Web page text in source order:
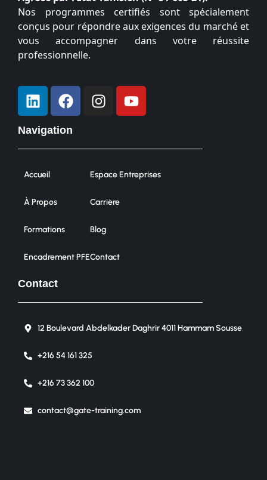
Nos programmes certifiés sont spécialement
conçus pour répondre aux exigences du marché et
vous accompagner dans votre réussite
professionnelle.
Navigation
Accueil
À Propos
Formations
Encadrement PFE
Espace Entreprises
Carrière
Blog
Contact
Contact
12 Boulevard Abdelkader Daghrir 4011 Hammam Sousse
+216 54 161 325
+216 73 362 100
contact@gate-training.com